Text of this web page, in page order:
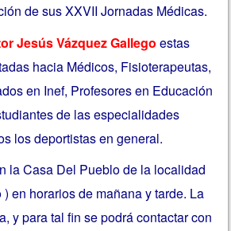
de sus XXVII Jornadas Médicas.
Jesús Vázquez Gallego estas
hacia Médicos, Fisioterapeutas,
en Inef, Profesores en Educación
de las especialidades
los deportistas en general.
la Casa Del Pueblo de la localidad
en horarios de mañana y tarde. La
y para tal fin se podrá contactar con